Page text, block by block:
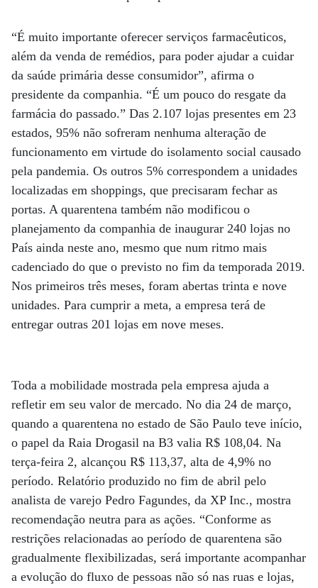
“É muito importante oferecer serviços farmacêuticos,
além da venda de remédios, para poder ajudar a cuidar
da saúde primária desse consumidor”, afirma o
presidente da companhia. “É um pouco do resgate da
farmácia do passado.” Das 2.107 lojas presentes em 23
estados, 95% não sofreram nenhuma alteração de
funcionamento em virtude do isolamento social causado
pela pandemia. Os outros 5% correspondem a unidades
localizadas em shoppings, que precisaram fechar as
portas. A quarentena também não modificou o
planejamento da companhia de inaugurar 240 lojas no
País ainda neste ano, mesmo que num ritmo mais
cadenciado do que o previsto no fim da temporada 2019.
Nos primeiros três meses, foram abertas trinta e nove
unidades. Para cumprir a meta, a empresa terá de
entregar outras 201 lojas em nove meses.
Toda a mobilidade mostrada pela empresa ajuda a
refletir em seu valor de mercado. No dia 24 de março,
quando a quarentena no estado de São Paulo teve início,
o papel da Raia Drogasil na B3 valia R$ 108,04. Na
terça-feira 2, alcançou R$ 113,37, alta de 4,9% no
período. Relatório produzido no fim de abril pelo
analista de varejo Pedro Fagundes, da XP Inc., mostra
recomendação neutra para as ações. “Conforme as
restrições relacionadas ao período de quarentena são
gradualmente flexibilizadas, será importante acompanhar
a evolução do fluxo de pessoas não só nas ruas e lojas,